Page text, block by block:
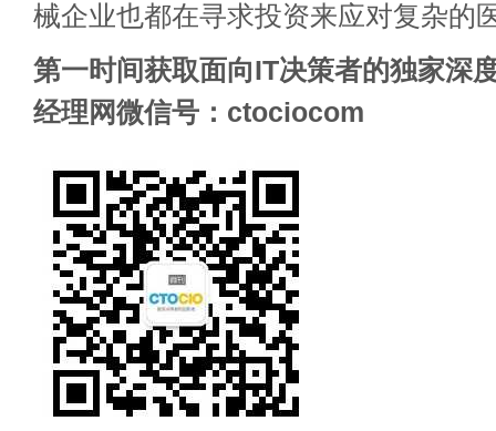
械企业也都在寻求投资来应对复杂的
第一时间获取面向IT决策者的独家深
经理网微信号：ctociocom